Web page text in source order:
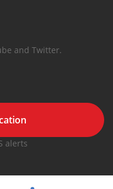
and Twitter.
alerts